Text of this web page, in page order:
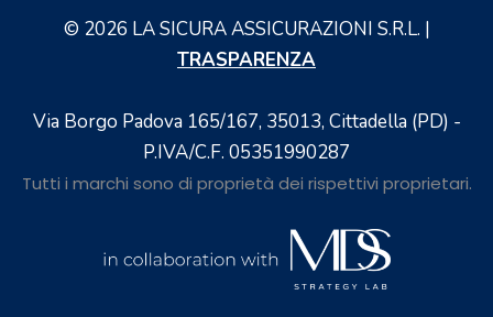
© 2026 LA SICURA ASSICURAZIONI S.R.L. |
TRASPARENZA
Via Borgo Padova 165/167, 35013, Cittadella (PD) -
P.IVA/C.F. 05351990287
Tutti i marchi sono di proprietà dei rispettivi proprietari.